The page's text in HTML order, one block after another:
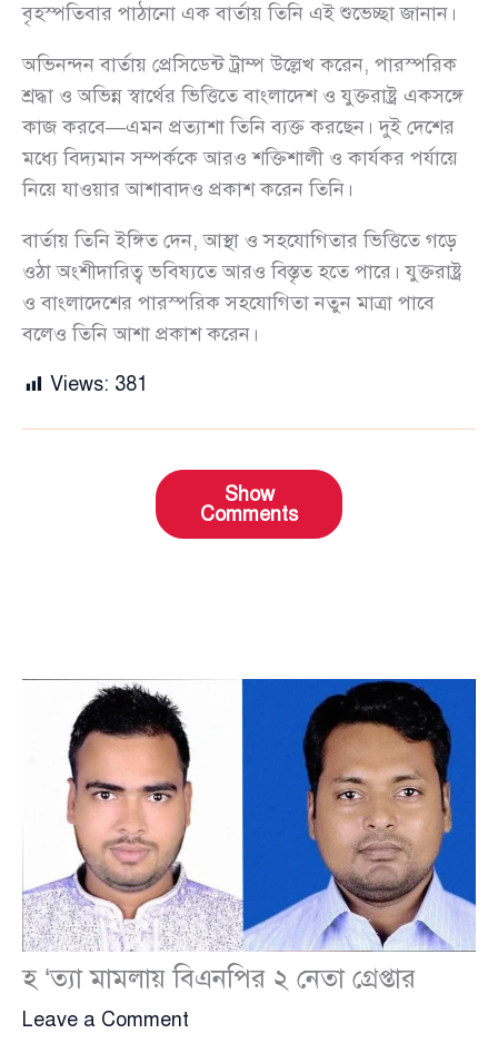
বৃহস্পতিবার পাঠানো এক বার্তায় তিনি এই শুভেচ্ছা জানান।
অভিনন্দন বার্তায় প্রেসিডেন্ট ট্রাম্প উল্লেখ করেন, পারস্পরিক
শ্রদ্ধা ও অভিন্ন স্বার্থের ভিত্তিতে বাংলাদেশ ও যুক্তরাষ্ট্র একসঙ্গে
কাজ করবে—এমন প্রত্যাশা তিনি ব্যক্ত করছেন। দুই দেশের
মধ্যে বিদ্যমান সম্পর্ককে আরও শক্তিশালী ও কার্যকর পর্যায়ে
নিয়ে যাওয়ার আশাবাদও প্রকাশ করেন তিনি।
বার্তায় তিনি ইঙ্গিত দেন, আস্থা ও সহযোগিতার ভিত্তিতে গড়ে
ওঠা অংশীদারিত্ব ভবিষ্যতে আরও বিস্তৃত হতে পারে। যুক্তরাষ্ট্র
ও বাংলাদেশের পারস্পরিক সহযোগিতা নতুন মাত্রা পাবে
বলেও তিনি আশা প্রকাশ করেন।
Views: 381
Show
Comments
হ ‘ত্যা মামলায় বিএনপির ২ নেতা গ্রেপ্তার
Leave a Comment